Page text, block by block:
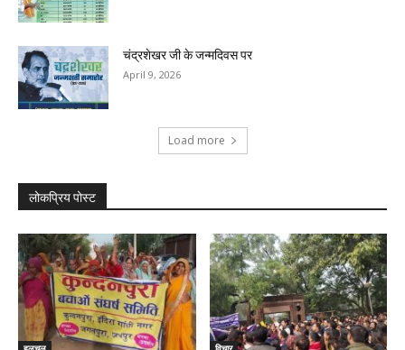
चंद्रशेखर जी के जन्मदिवस पर
April 9, 2026
Load more
लोकप्रिय पोस्ट